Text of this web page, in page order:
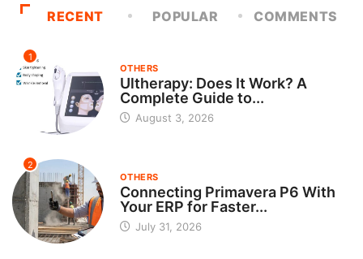
RECENT POPULAR COMMENTS
1
OTHERS
Ultherapy: Does It Work? A
Complete Guide to...
August 3, 2026
2
OTHERS
Connecting Primavera P6 With
Your ERP for Faster...
July 31, 2026